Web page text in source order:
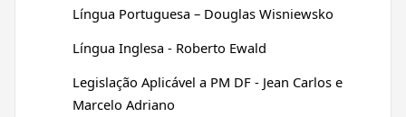
Língua Portuguesa – Douglas Wisniewsko
Língua Inglesa - Roberto Ewald
Legislação Aplicável a PM DF - Jean Carlos e
Marcelo Adriano